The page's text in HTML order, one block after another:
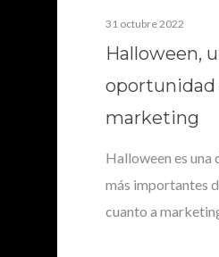
31 octubre 2022
Halloween,
oportunidad
marketing
Halloween es una
más importantes
cuanto a